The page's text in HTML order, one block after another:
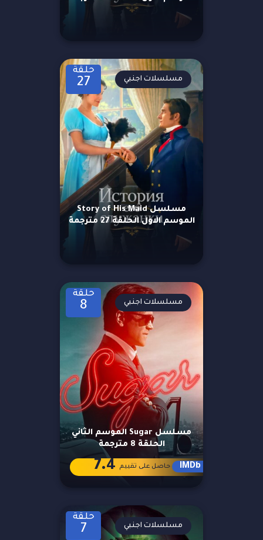
حلقة
27
مسلسل Story of His Maid
الموسم الاول الحلقة 27 مترجمة
مسلسلات اجنبي
حلقة
8
مسلسل Sugar الموسم الثاني
الحلقة 8 مترجمة
مسلسلات اجنبي
IMDb حاصل على تقييم 7.4
حلقة
7 مسلسلات اجنبي